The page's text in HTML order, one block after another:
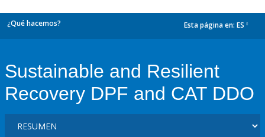
¿Qué hacemos? Esta página en: ES
Sustainable and Resilient
Recovery DPF and CAT DDO